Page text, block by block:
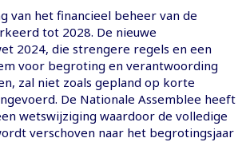
van het financieel beheer van de
tot 2028. De nieuwe
2024, die strengere regels en een
voor begroting en verantwoording
zal niet zoals gepland op korte
De Nationale Assemblee heeft
wetswijziging waardoor de volledige
verschoven naar het begrotingsjaar